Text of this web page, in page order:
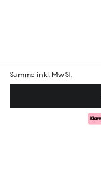
Summe inkl. MwSt.